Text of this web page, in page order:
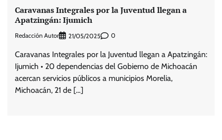
Caravanas Integrales por la Juventud llegan a
Apatzingán: Ijumich
Redacción Autor 21/05/2025 0
Caravanas Integrales por la Juventud llegan a Apatzingán:
Ijumich • 20 dependencias del Gobierno de Michoacán
acercan servicios públicos a municipios Morelia,
Michoacán, 21 de […]